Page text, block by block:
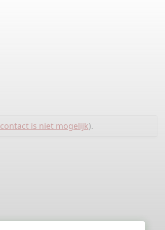
contact is niet mogelijk).